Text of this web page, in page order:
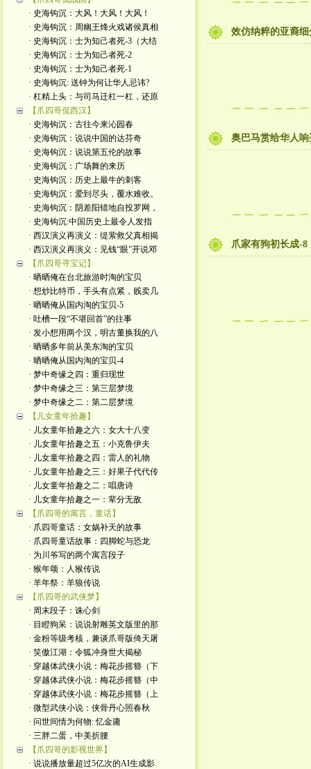
· 史海钩沉：大风！大风！大风！
· 史海钩沉：周幽王烽火戏诸侯真相
· 史海钩沉：士为知己者死-3（大结
· 史海钩沉：士为知己者死-2
· 史海钩沉：士为知己者死-1
· 史海钩沉: 送钟为何让华人忌讳?
· 杠精上头：与司马迁杠一杠，还原
【爪四哥侃西汉】
· 史海钩沉：古往今来沁园春
· 史海钩沉：说说中国的达芬奇
· 史海钩沉：说说第五伦的故事
· 史海钩沉：广场舞的来历
· 史海钩沉：历史上最牛的刺客
· 史海钩沉：爱到尽头，覆水难收。
· 史海钩沉：阴差阳错地自投罗网，
· 史海钩沉:中国历史上最令人发指
· 西汉演义再演义：缇萦救父真相揭
· 西汉演义再演义：见钱“眼”开说邓
【爪四哥寻宝记】
· 晒晒俺在台北旅游时淘的宝贝
· 想炒比特币，手头有点紧，贱卖几
· 晒晒俺从国内淘的宝贝-5
· 吐槽一段“不堪回首”的往事
· 发小想用两个汉，明古董换我的八
· 晒晒多年前从美东淘的宝贝
· 晒晒俺从国内淘的宝贝-4
· 梦中奇缘之四：重归现世
· 梦中奇缘之三：第三层梦境
· 梦中奇缘之二：第二层梦境
【儿女童年拾趣】
· 儿女童年拾趣之六：女大十八变
· 儿女童年拾趣之五：小克鲁伊夫
· 儿女童年拾趣之四：雷人的礼物
· 儿女童年拾趣之三：好果子代代传
· 儿女童年拾趣之二：唱唐诗
· 儿女童年拾趣之一：辈分无敌
【爪四哥的寓言，童话】
· 爪四哥童话：女娲补天的故事
· 爪四哥童话故事：四脚蛇与恐龙
· 为川爷写的两个寓言段子
· 猴年颂：人猴传说
· 羊年祭：羊狼传说
【爪四哥的武侠梦】
· 周末段子：诛心剑
· 目瞪狗呆：说说射雕英文版里的那
· 金粉等级考核，兼谈爪哥版倚天屠
· 笑傲江湖：令狐冲身世大揭秘
· 穿越体武侠小说：梅花步摇簪（下
· 穿越体武侠小说：梅花步摇簪（中
· 穿越体武侠小说：梅花步摇簪（上
· 微型武侠小说：侠骨丹心照春秋
· 问世间情为何物: 忆金庸
· 三胖二蛋，中美折腰
【爪四哥的影视世界】
· 说说播放量超过5亿次的AI生成影
效仿纳粹的亚裔
奥巴马赏给华人
爪家有狗初长成-8